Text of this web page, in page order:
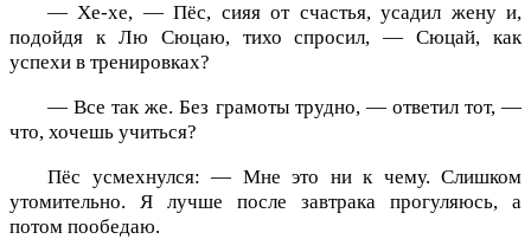
— Хе-хе, — Пёс, сияя от счастья, усадил жену и,
подойдя к Лю Сюцаю, тихо спросил, — Сюцай, как
успехи в тренировках?
— Все так же. Без грамоты трудно, — ответил тот, —
что, хочешь учиться?
Пёс усмехнулся: — Мне это ни к чему. Слишком
утомительно. Я лучше после завтрака прогуляюсь, а
потом пообедаю.